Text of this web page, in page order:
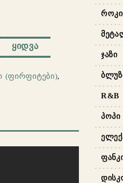
ᲠᲝᲙᲘ
ᲯᲐᲖᲘ
R&B
ᲞᲝᲞᲘ
ᲧᲘᲓᲕᲐ
(ფირფიტები),